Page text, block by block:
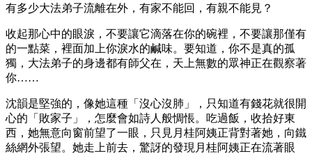
有多少大法弟子流離在外，有家不能回，有親不能見？
收起那心中的眼淚，不要讓它滴落在你的碗裡，不要讓那僅有
的一點菜，裡面加上你淚水的鹹味。要知道，你不是真的孤
獨，大法弟子的身邊都有師父在，天上無數的眾神正在觀察著
你……
沈韻是堅強的，像她這種「沒心沒肺」，只知道有錢花就很開
心的「敗家子」，怎麼會如詩人般惆悵。吃過飯，收拾好東
西，她無意向窗前望了一眼，只見月桂阿姨正背對著她，向鐵
絲網外張望。她走上前去，驚訝的發現月桂阿姨正在流著眼